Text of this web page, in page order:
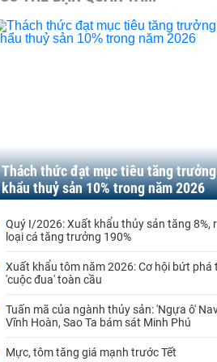
Thách thức đạt mục tiêu tăng
khẩu thuỷ sản 10% trong năm 2026
Quý I/2026: Xuất khẩu thủy sản tăng 8%,
loại cá tăng trưởng 190%
Xuất khẩu tôm năm 2026: Cơ hội bứt phá
'cuộc đua' toàn cầu
Tuấn mã của ngành thủy sản: 'Ngựa ô'
Vĩnh Hoàn, Sao Ta bám sát Minh Phú
Mực, tôm tăng giá mạnh trước Tết